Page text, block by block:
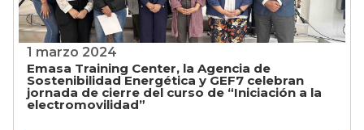
1 marzo 2024
Emasa Training Center, la Agencia de
Sostenibilidad Energética y GEF7 celebran
jornada de cierre del curso de “Iniciación a la
electromovilidad”